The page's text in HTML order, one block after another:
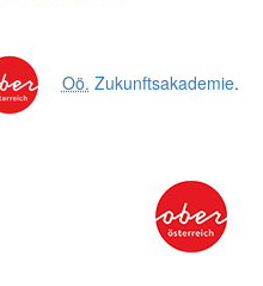
Oö. Zukunftsakademie.